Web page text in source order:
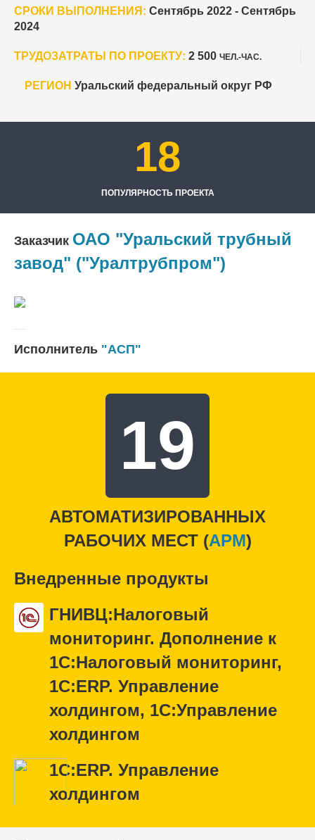
СРОКИ ВЫПОЛНЕНИЯ: Сентябрь 2022 - Сентябрь
2024
ТРУДОЗАТРАТЫ ПО ПРОЕКТУ: 2 500 ЧЕЛ.-ЧАС.
РЕГИОН Уральский федеральный округ РФ
18
ПОПУЛЯРНОСТЬ ПРОЕКТА
Заказчик ОАО "Уральский трубный
завод" ("Уралтрубпром")
Исполнитель "АСП"
19
АВТОМАТИЗИРОВАННЫХ
РАБОЧИХ МЕСТ (APM)
Внедренные продукты
ГНИВЦ:Налоговый
мониторинг. Дополнение к
1С:Налоговый мониторинг,
1С:ERP. Управление
холдингом, 1С:Управление
холдингом
1С:ERP. Управление
холдингом